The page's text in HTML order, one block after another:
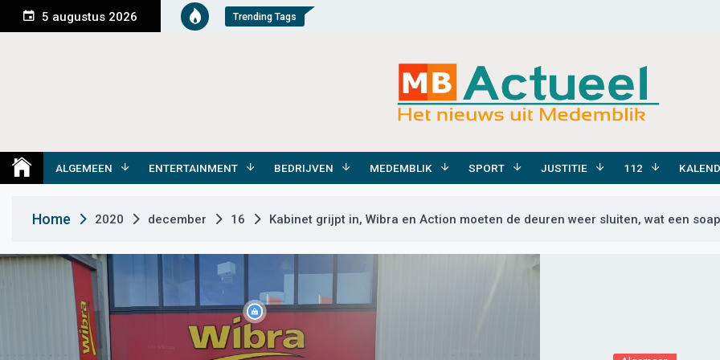
n
e
5 augustus 2026 Trending Tags
Medemblik Actueel
ALGEMEEN ENTERTAINMENT BEDRIJVEN MEDEMBLIK SPORT JUSTITIE 112
Home 2020 december 16 Kabinet grijpt in, Wibra en Action moeten de deuren weer sluiten, wat een soap